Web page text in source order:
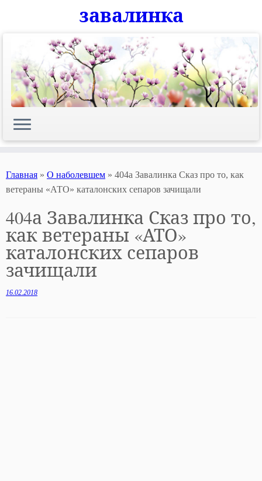
завалинка
Главная » О наболевшем » 404а Завалинка Сказ про то, как
ветераны «АТО» каталонских сепаров зачищали
404а Завалинка Сказ про то,
как ветераны «АТО»
каталонских сепаров
зачищали
16.02.2018